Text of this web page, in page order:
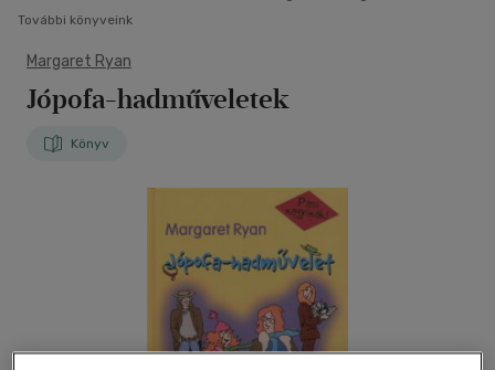
További könyveink
Margaret Ryan
Jópofa-hadműveletek
Könyv